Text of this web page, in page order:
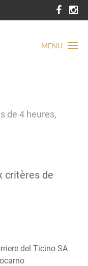
MENU
de 4 heures,
critères de
del Ticino SA